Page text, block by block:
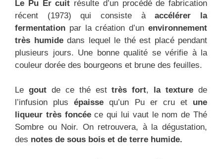
Le Pu Er cuit résulte d’un procédé de fabrication
récent (1973) qui consiste àaccélérer la
fermentation par la création d’un environnement
très humidedans lequel le thé est placé pendant
plusieurs jours. Une bonne qualité se vérifie à la
couleur dorée des bourgeons et brune des feuilles.
Le goutde ce thé esttrès fort, la texture de
l’infusion plusépaisse qu’un Pu er cru et une
liqueur très foncéece qui lui vaut le nom de Thé
Sombre ou Noir. On retrouvera, à la dégustation,
des notes de sous bois et de terre humide.